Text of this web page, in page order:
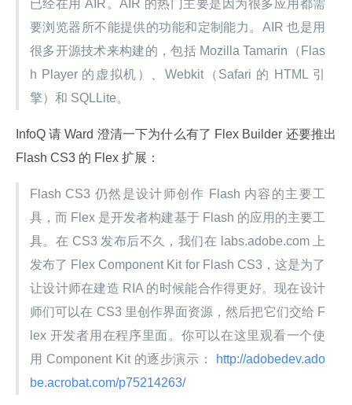
已经在用 AIR。AIR 的热门主要是因为很多应用都需
要浏览器所不能提供的功能和定制能力。AIR 也是用
很多开源技术来构建的，包括 Mozilla Tamarin（Flas
h Player 的虚拟机）、Webkit（Safari 的 HTML 引
擎）和 SQLLite。
InfoQ 请 Ward 澄清一下为什么有了 Flex Builder 还要推出
Flash CS3 的 Flex 扩展：
Flash CS3 仍然是设计师创作 Flash 内容的主要工
具，而 Flex 是开发者构建基于 Flash 的应用的主要工
具。在 CS3 发布后不久，我们在 labs.adobe.com 上
发布了 Flex Component Kit for Flash CS3，这是为了
让设计师在建造 RIA 的时候能合作得更好。现在设计
师们可以在 CS3 里创作界面资源，然后把它们交给 F
lex 开发者用在程序里面。你可以在这里观看一个使
用 Component Kit 的逐步演示：
http://adobedev.ado
be.acrobat.com/p75214263/